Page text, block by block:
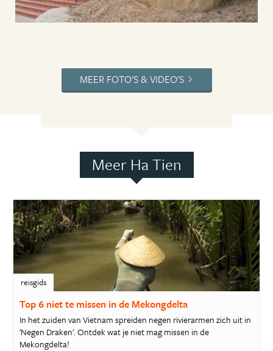
MEER FOTO'S & VIDEO'S
Meer Ha Tien
reisgids
Top 6 niet te missen in de Mekongdelta
In het zuiden van Vietnam spreiden negen rivierarmen zich uit in
'Negen Draken'. Ontdek wat je niet mag missen in de
Mekongdelta!